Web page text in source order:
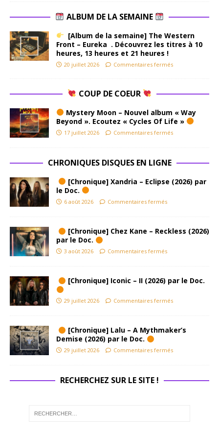
ALBUM DE LA SEMAINE
[Album de la semaine] The Western
Front – Eureka . Découvrez les titres à 10
heures, 13 heures et 21 heures !
20 juillet 2026 Commentaires fermés
COUP DE COEUR
Mystery Moon – Nouvel album « Way
Beyond ». Ecoutez « Cycles Of Life »
17 juillet 2026 Commentaires fermés
CHRONIQUES DISQUES EN LIGNE
[Chronique] Xandria – Eclipse (2026) par
le Doc.
6 août 2026 Commentaires fermés
[Chronique] Chez Kane – Reckless (2026)
par le Doc.
3 août 2026 Commentaires fermés
[Chronique] Iconic – II (2026) par le Doc.
29 juillet 2026 Commentaires fermés
[Chronique] Lalu – A Mythmaker’s
Demise (2026) par le Doc.
29 juillet 2026 Commentaires fermés
RECHERCHEZ SUR LE SITE !